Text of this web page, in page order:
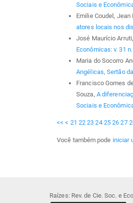
Sociais e
Emilie Coudel,
atores locais nos
José Maurício Arruti,
Econômicas: v. 31
Maria do Socorro
Angélicas, Sertão
Francisco Gomes
Souza, A
Sociais e
<< < 21 22 23 24 25 26 27
Você também pode iniciar
Raízes: Rev. de Cie. Soc. e